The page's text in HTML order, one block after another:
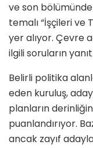
ve son
temalı “İşçileri ve
yer alıyor. Çevre
ilgili soruların
Belirli politika
eden kuruluş,
planların
puanlandırıyor.
ancak zayıf